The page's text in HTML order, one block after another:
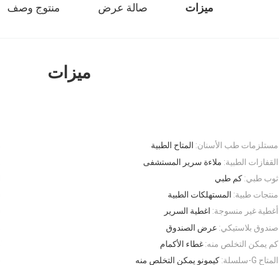
ميزات صالة عرض منتوج وصف
ميزات
مستلزمات طب الأسنان: المتاح الطبية
القفازات الطبية: ملاءة سرير المستشفى
ثوب طبي: كم طبي
منتجات طبية: المستهلكات الطبية
أغطية غير منسوجة: اغطية السرير
صندوق بلاستيكي: عرض الصندوق
كم يمكن التخلص منه: غطاء الأكمام
المتاح G-سلسلة:
كيمونو يمكن التخلص منه